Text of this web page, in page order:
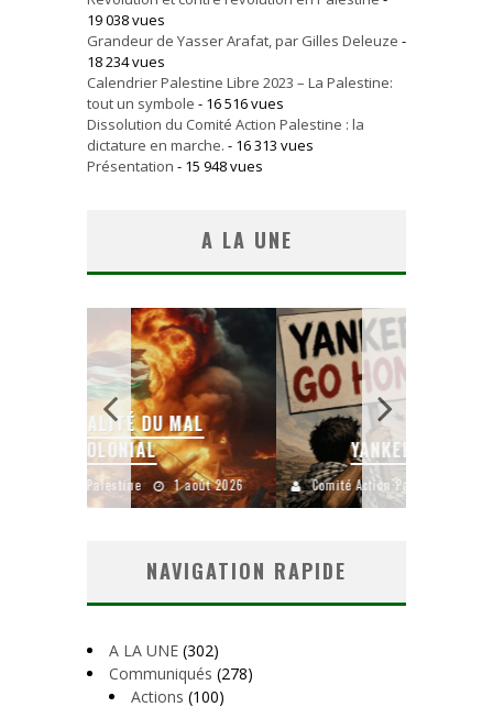
19 038 vues
Grandeur de Yasser Arafat, par Gilles Deleuze -
18 234 vues
Calendrier Palestine Libre 2023 – La Palestine:
tout un symbole - 16 516 vues
Dissolution du Comité Action Palestine : la
dictature en marche. - 16 313 vues
Présentation - 15 948 vues
A LA UNE
YANKEES, GO HOME !
Comité Action Palestine 26 juillet 2026
NAVIGATION RAPIDE
A LA UNE (302)
Communiqués (278)
Actions (100)